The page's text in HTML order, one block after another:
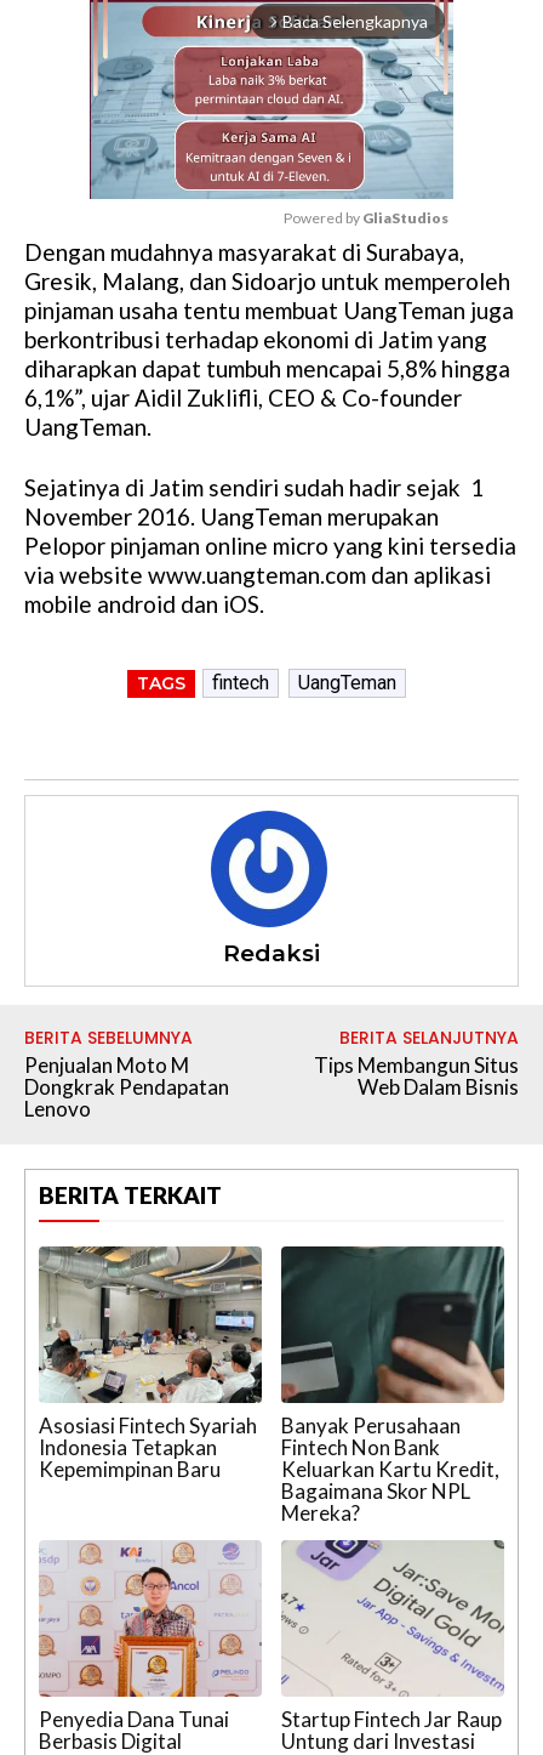
arrow_forward_ios Baca Selengkapnya
M
u
t
e
Powered by GliaStudios
Dengan mudahnya masyarakat di Surabaya,
Gresik, Malang, dan Sidoarjo untuk memperoleh
pinjaman usaha tentu membuat UangTeman juga
berkontribusi terhadap ekonomi di Jatim yang
diharapkan dapat tumbuh mencapai 5,8% hingga
6,1%”, ujar Aidil Zuklifli, CEO & Co-founder
UangTeman.
Sejatinya di Jatim sendiri sudah hadir sejak 1
November 2016. UangTeman merupakan
Pelopor pinjaman online micro yang kini tersedia
via website www.uangteman.com dan aplikasi
mobile android dan iOS.
TAGS fintech UangTeman
Redaksi
BERITA SEBELUMNYA
Penjualan Moto M
Dongkrak Pendapatan
Lenovo
BERITA SELANJUTNYA
Tips Membangun Situs
Web Dalam Bisnis
BERITA TERKAIT
Asosiasi Fintech Syariah
Indonesia Tetapkan
Kepemimpinan Baru
Banyak Perusahaan
Fintech Non Bank
Keluarkan Kartu Kredit,
Bagaimana Skor NPL
Mereka?
Penyedia Dana Tunai
Berbasis Digital
Startup Fintech Jar Raup
Untung dari Investasi